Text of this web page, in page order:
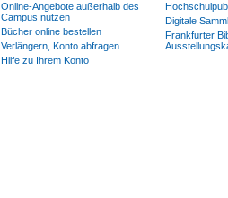
Online-Angebote außerhalb des
Campus nutzen
Bücher online bestellen
Verlängern, Konto abfragen
Hilfe zu Ihrem Konto
Digitale
Frankfurter